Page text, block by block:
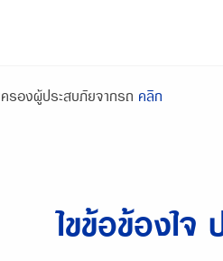
รองผู้ประสบภัยจากรถ คลิก
ไขข้อข้องใจ